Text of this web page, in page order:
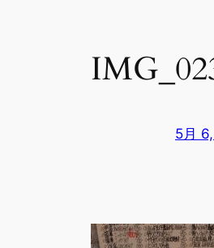
5月